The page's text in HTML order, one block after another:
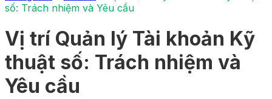
số: Trách nhiệm và Yêu cầu
Vị trí Quản lý Tài khoản Kỹ
thuật số: Trách nhiệm và
Yêu cầu